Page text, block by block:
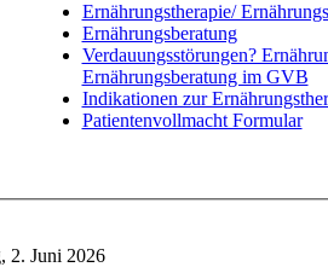
Ernährungstherapie/
Ernährungsberatung
Verdauungsstörungen?
Ernährungsberatung im GVB
Indikationen zur
Patientenvollmacht Formular
2. Juni 2026